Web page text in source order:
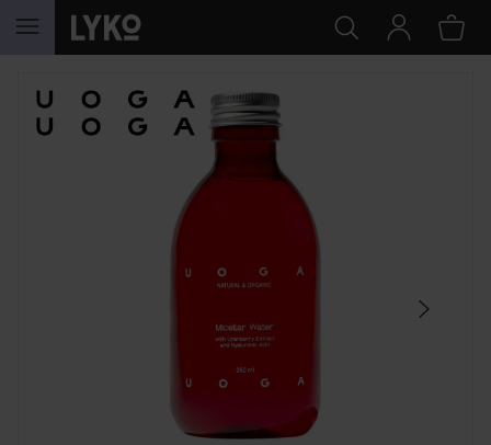
GA NAAR INHOUD
SECTIE OVERSLAAN